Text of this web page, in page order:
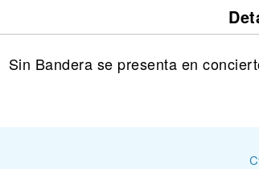
Sin Bandera se presenta en